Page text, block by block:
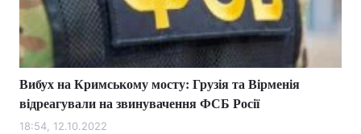
Вибух на Кримському мосту: Грузія та Вірменія
відреагували на звинувачення ФСБ Росії
18:54, 12.10.2022